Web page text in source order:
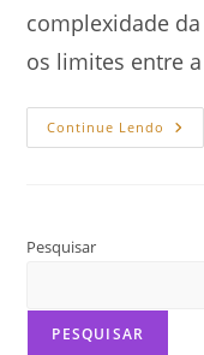
complexidade
os limites entre
Continue Lendo
Pesquisar
PESQUISAR